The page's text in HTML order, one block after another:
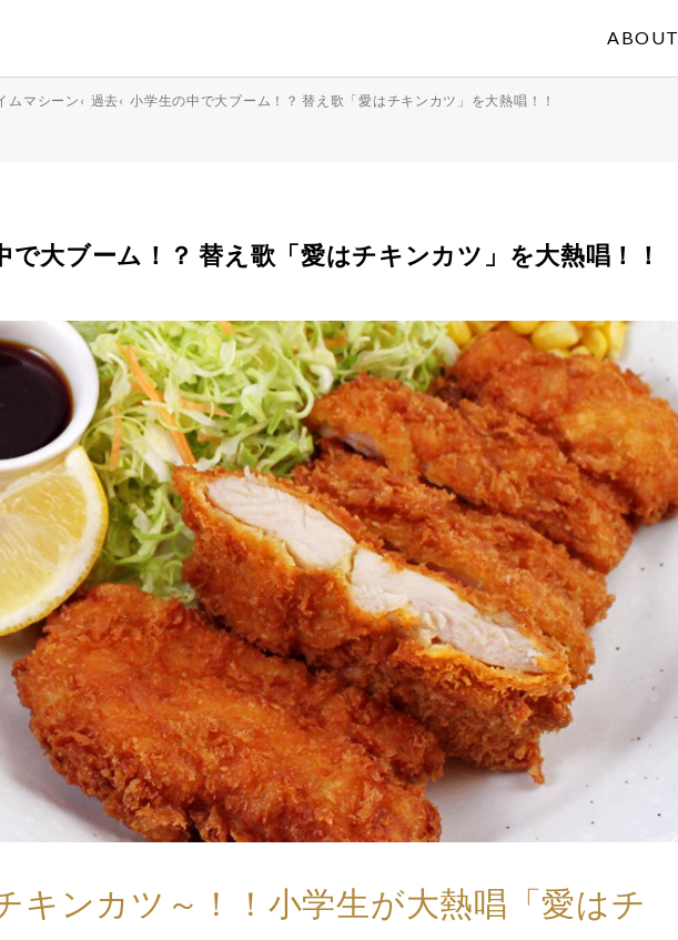
ABOUT
ムマシーン ‹ 過去‹小学生の中で大ブーム！？ 替え歌「愛はチキンカツ」を大熱唱！！
で大ブーム！？ 替え歌「愛はチキンカツ」を大熱唱！！
キンカツ～！！小学生が大熱唱「愛はチ